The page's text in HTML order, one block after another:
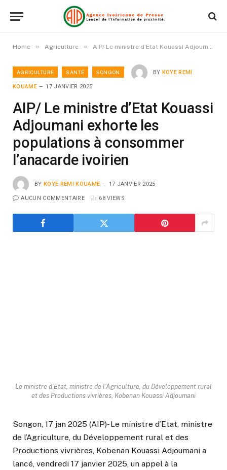
Home » Agriculture » AIP/ Le ministre d’Etat Kouassi Adjoumani exhorte les populations à consommer l’anacarde ivoirien
AGRICULTURE SANTÉ SONGON BY KOYE REMI
KOUAME 17 JANVIER 2025
AIP/ Le ministre d’Etat Kouassi
Adjoumani exhorte les
populations à consommer
l’anacarde ivoirien
BY KOYE REMI KOUAME 17 JANVIER 2025
AUCUN COMMENTAIRE 68VIEWS
Le ministre d’Etat, ministre de l’Agriculture, du Développement rural
et des Productions vivrières, Kobenan Kouassi Adjoumani
Songon, 17 jan 2025 (AIP)- Le ministre d’Etat, ministre
de l’Agriculture, du Développement rural et des
Productions vivrières, Kobenan Kouassi Adjoumani a
lancé, vendredi 17 janvier 2025, un appel à la